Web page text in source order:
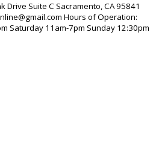
Drive Suite C Sacramento, CA 95841
Hours of Operation:
Saturday 11am-7pm Sunday 12:30pm